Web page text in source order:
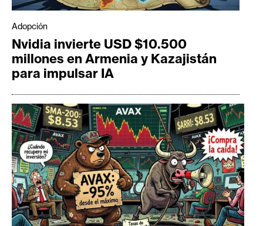
Adopción
Nvidia invierte USD $10.500
millones en Armenia y Kazajistán
para impulsar IA